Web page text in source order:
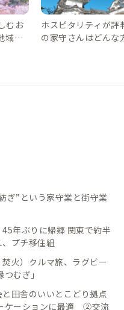
むお
域情
ホスピタリティが評
の家守さんはどんな
ぎ”という家守業と街守業
年ぶりに帰郷 関東で約半
プチ移住組
火）クルマ旅、ラグビー
むぎ」
田舎のいいとこどり拠点
ケーションに最適 ②交流